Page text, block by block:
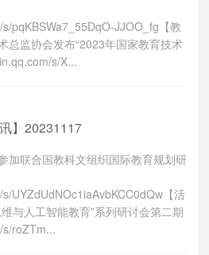
pqKBSWa7_55DqO-JJOO_fg【教
总监协会发布“2023年国家教育技术
s/X...
】20231117
加联合国教科文组织国际教育规划研
UYZdUdNOc1iaAvbKCC0dQw【活
与人工智能教育”系列研讨会第二期
roZTm...